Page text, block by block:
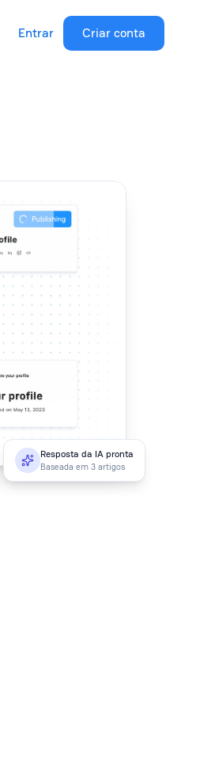
Entrar Criar conta
Resposta da IA pronta
Baseada em 3 artigos